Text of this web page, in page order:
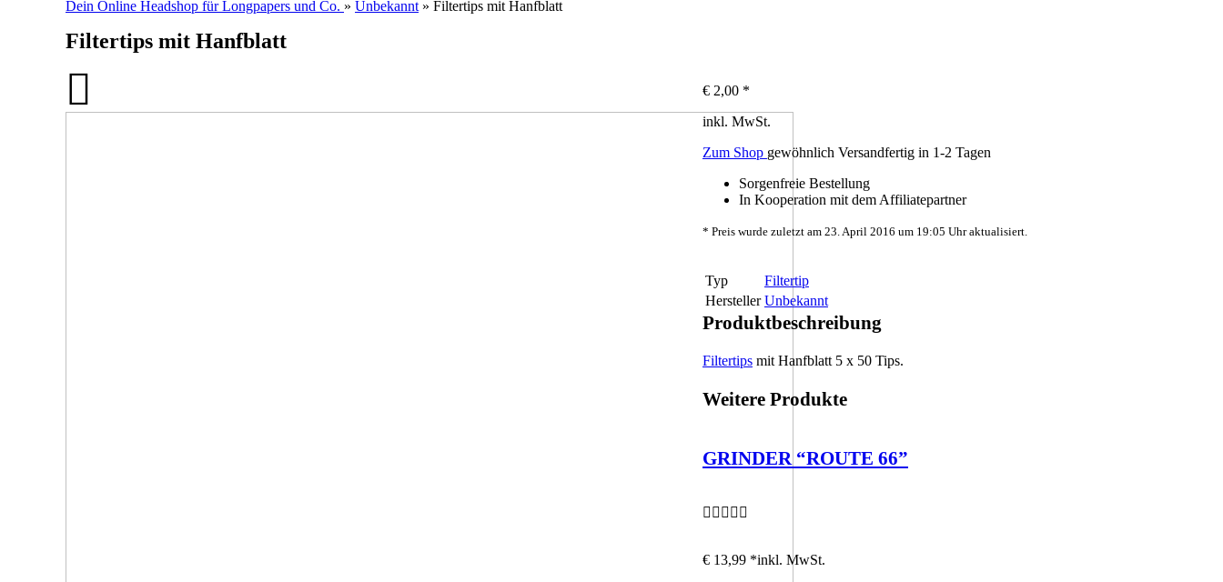
Dein Online Headshop für Longpapers und Co. » Unbekannt » Filtertips mit Hanfblatt
Filtertips mit Hanfblatt
€ 2,00 *
inkl. MwSt.
Zum Shop gewöhnlich Versandfertig in 1-2 Tagen
Sorgenfreie Bestellung
In Kooperation mit dem Affiliatepartner
* Preis wurde zuletzt am 23. April 2016 um 19:05 Uhr aktualisiert.
Typ
Filtertip
Hersteller Unbekannt
Produktbeschreibung
Filtertipsmit Hanfblatt 5 x 50 Tips.
Weitere Produkte
GRINDER “ROUTE 66”
€ 13,99 *inkl. MwSt.